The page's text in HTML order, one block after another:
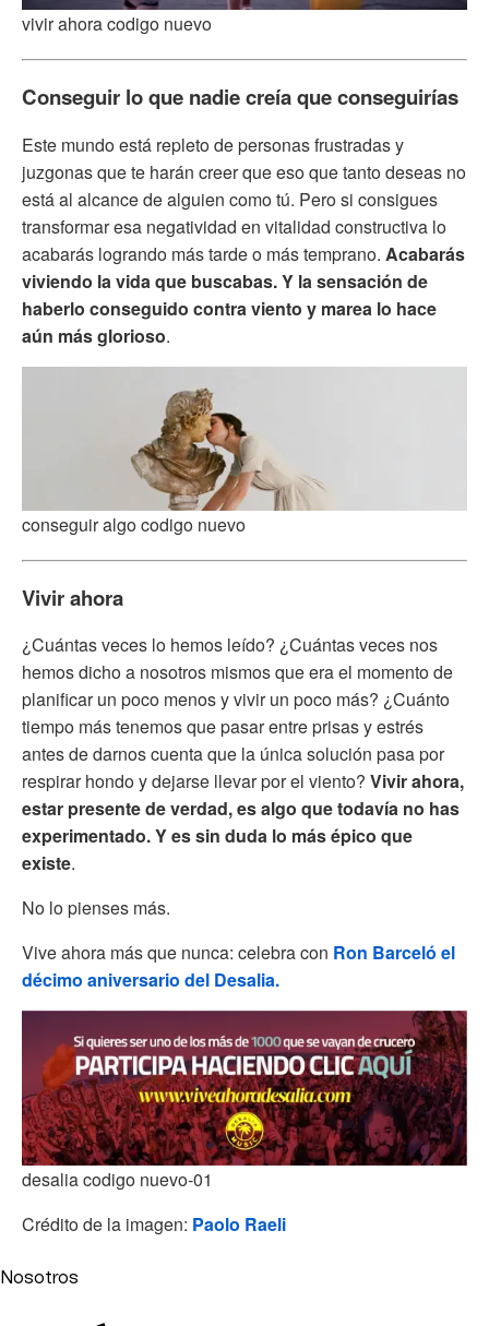
vivir ahora codigo nuevo
Conseguir lo que nadie creía que conseguirías
Este mundo está repleto de personas frustradas y
juzgonas que te harán creer que eso que tanto deseas no
está al alcance de alguien como tú. Pero si consigues
transformar esa negatividad en vitalidad constructiva lo
acabarás logrando más tarde o más temprano. Acabarás
viviendo la vida que buscabas. Y la sensación de
haberlo conseguido contra viento y marea lo hace
aún más glorioso.
conseguir algo codigo nuevo
Vivir ahora
¿Cuántas veces lo hemos leído? ¿Cuántas veces nos
hemos dicho a nosotros mismos que era el momento de
planificar un poco menos y vivir un poco más? ¿Cuánto
tiempo más tenemos que pasar entre prisas y estrés
antes de darnos cuenta que la única solución pasa por
respirar hondo y dejarse llevar por el viento? Vivir ahora,
estar presente de verdad, es algo que todavía no has
experimentado. Y es sin duda lo más épico que
existe.
No lo pienses más.
Vive ahora más que nunca: celebra con Ron Barceló el
décimo aniversario del Desalia.
desalia codigo nuevo-01
Crédito de la imagen: Paolo Raeli
Nosotros